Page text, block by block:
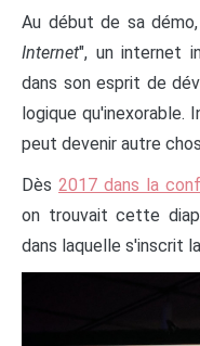
Au début de sa
Internet", un internet
dans son esprit de
logique qu'inexorable.
peut devenir autre
Dès 2017 dans la
on trouvait cette
dans laquelle s'inscrit